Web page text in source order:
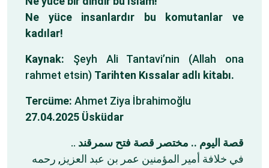
Ne yüce insanlardır bu komutanlar ve
kadılar!
Kaynak: Şeyh Ali Tantavi’nin (Allah ona
rahmet etsin) Tarihten Kıssalar adlı kitabı.
Tercüme: Ahmet Ziya İbrahimoğlu
27.04.2025 Üsküdar
قصة اليوم .. مختصر قصة فتح سمرقند ..
في خلافة أمير المؤمنين عمر بن عبد العزيز, رحمه